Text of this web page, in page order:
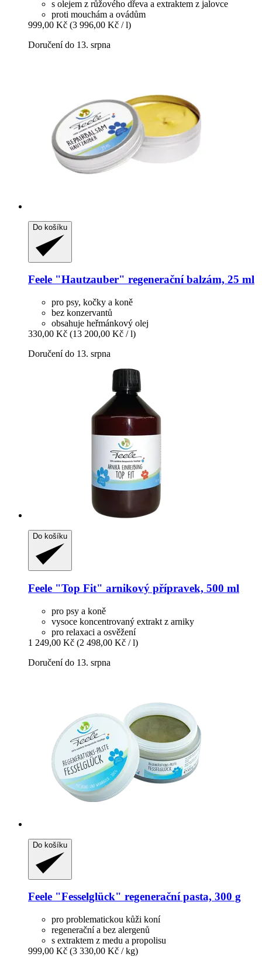
s olejem z růžového dřeva a extraktem z jalovce
proti mouchám a ovádům
999,00 Kč (3 996,00 Kč / l)
Doručení do 13. srpna
Do košíku
Feele "Hautzauber" regenerační balzám, 25 ml
pro psy, kočky a koně
bez konzervantů
obsahuje heřmánkový olej
330,00 Kč (13 200,00 Kč / l)
Doručení do 13. srpna
Do košíku
Feele "Top Fit" arnikový přípravek, 500 ml
pro psy a koně
vysoce koncentrovaný extrakt z arniky
pro relaxaci a osvěžení
1 249,00 Kč (2 498,00 Kč / l)
Doručení do 13. srpna
Do košíku
Feele "Fesselglück" regenerační pasta, 300 g
pro problematickou kůži koní
regenerační a bez alergenů
s extraktem z medu a propolisu
999,00 Kč (3 330,00 Kč / kg)